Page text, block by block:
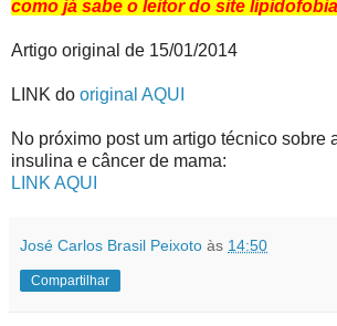
como já sabe o leitor do site
Artigo original de 15/01/2014
LINK do original AQUI
No próximo post um artigo técnico sobre
insulina e câncer de mama:
LINK AQUI
José Carlos Brasil Peixoto às 14:50
Compartilhar